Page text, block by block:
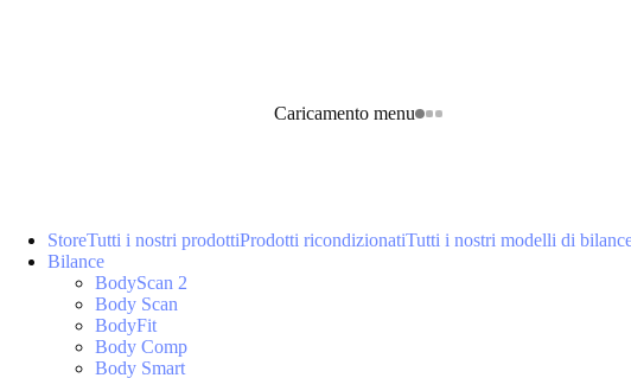
Caricamento menu
StoreTutti i nostri prodottiProdotti ricondizionatiTutti i nostri modelli di
Bilance
BodyScan 2
Body Scan
BodyFit
Body Comp
Body Smart